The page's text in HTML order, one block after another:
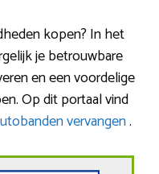
kopen? In het
je betrouwbare
en een voordelige
Op dit portaal vind
vervangen.